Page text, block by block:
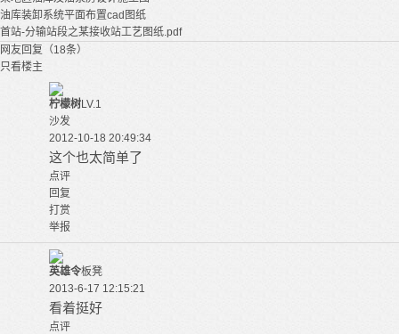
油库装卸系统平面布置cad图纸
首站-分输站段之某接收站工艺图纸.pdf
网友回复（18条）
只看楼主
柠檬树LV.1
沙发
2012-10-18 20:49:34
这个也太简单了
点评
回复
打赏
举报
英雄令板凳
2013-6-17 12:15:21
看着挺好
点评